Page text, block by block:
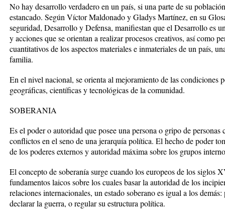
No hay desarrollo verdadero en un país, si una parte de su
estancado. Según Víctor Maldonado y Gladys Martínez, en su
seguridad, Desarrollo y Defensa, manifiestan que el Desarrollo es
y acciones que se orientan a realizar procesos creativos, así como
cuantitativos de los aspectos materiales e inmateriales de un país,
familia.
En el nivel nacional, se orienta al mejoramiento de las condiciones
geográficas, científicas y tecnológicas de la comunidad.
SOBERANIA
Es el poder o autoridad que posee una persona o gripo de
conflictos en el seno de una jerarquía política. El hecho de poder
de los poderes externos y autoridad máxima sobre los grupos
El concepto de soberanía surge cuando los europeos de los siglos
fundamentos laicos sobre los cuales basar la autoridad de los
relaciones internacionales, un estado soberano es igual a los
declarar la guerra, o regular su estructura política.